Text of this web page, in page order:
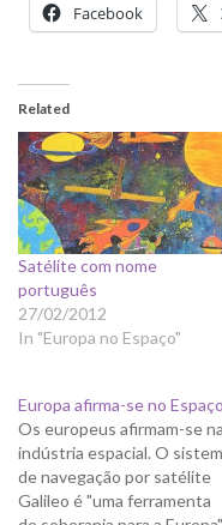
Facebook
Related
Satélite com nome
português
27/02/2012
In "Europa no Espaço"
Europa afirma-se no Espaço
Os europeus afirmam-se na
indústria espacial. O
de navegação por satélite
Galileo é "uma ferramenta